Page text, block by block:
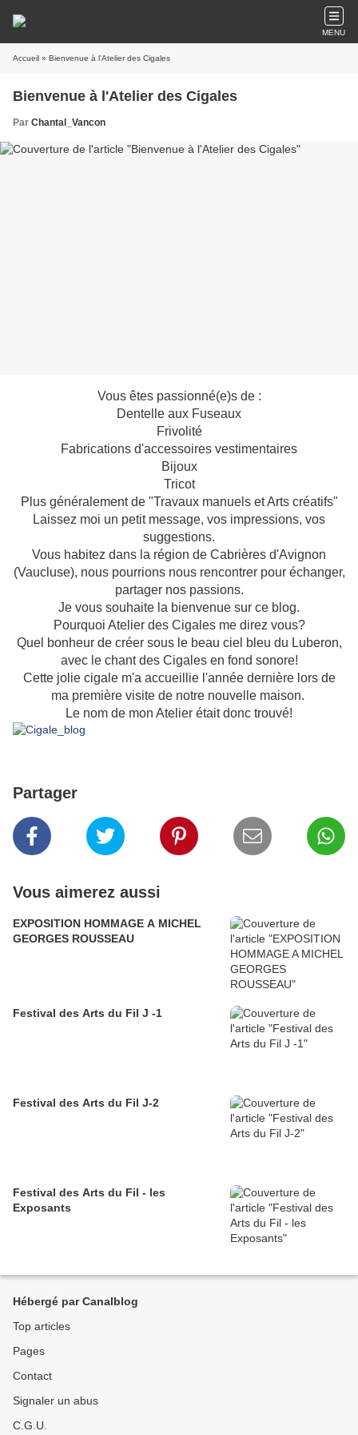
MENU
Accueil » Bienvenue à l'Atelier des Cigales
Bienvenue à l'Atelier des Cigales
Par Chantal_Vancon
Vous êtes passionné(e)s de :
Dentelle aux Fuseaux
Frivolité
Fabrications d'accessoires vestimentaires
Bijoux
Tricot
Plus généralement de "Travaux manuels et Arts créatifs"
Laissez moi un petit message, vos impressions, vos
suggestions.
Vous habitez dans la région de Cabrières d'Avignon
(Vaucluse), nous pourrions nous rencontrer pour échanger,
partager nos passions.
Je vous souhaite la bienvenue sur ce blog.
Pourquoi Atelier des Cigales me direz vous?
Quel bonheur de créer sous le beau ciel bleu du Luberon,
avec le chant des Cigales en fond sonore!
Cette jolie cigale m'a accueillie l'année dernière lors de
ma première visite de notre nouvelle maison.
Le nom de mon Atelier était donc trouvé!
Partager
Vous aimerez aussi
EXPOSITION HOMMAGE A MICHEL
GEORGES ROUSSEAU
Festival des Arts du Fil J -1
Festival des Arts du Fil J-2
Festival des Arts du Fil - les
Exposants
Hébergé par Canalblog
Top articles
Pages
Contact
Signaler un abus
C.G.U.